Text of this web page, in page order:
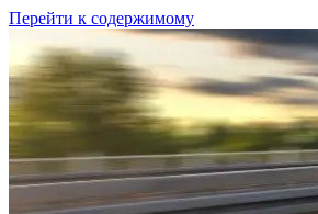
Перейти к содержимому